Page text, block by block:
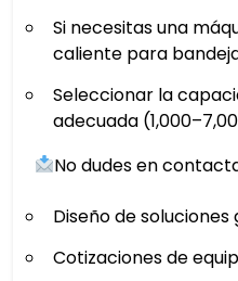
Si necesitas una
caliente para
Seleccionar la
adecuada
No dudes en
Diseño de
Cotizaciones de